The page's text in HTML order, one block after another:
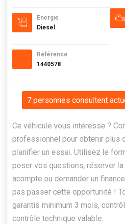
Energie
Diesel
Référence
1440578
7 personnes consultent
Ce véhicule vous intéresse ?
professionnel pour obtenir plus
planifier un essai. Utilisez le
poser vos questions, réserver
acompte ou demander un
pas passer cette opportunité !
garantis minimum 3 mois,
contrôle technique valable.